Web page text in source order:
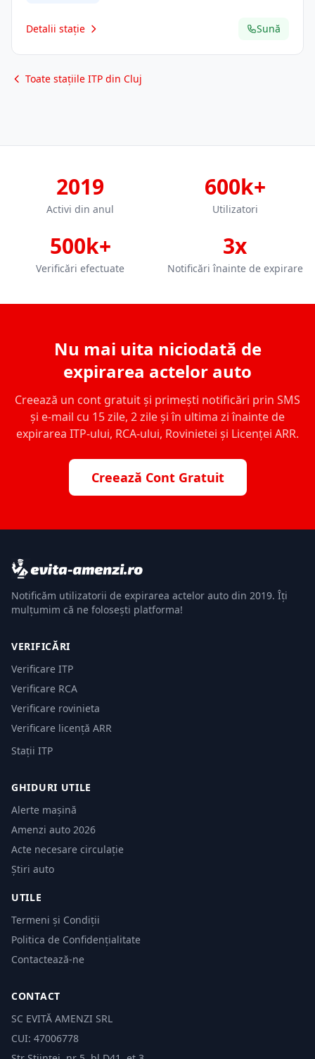
Detalii stație Sună
Toate stațiile ITP din Cluj
2019
Activi din anul
600k+
Utilizatori
500k+
Verificări efectuate
3x
Notificări înainte de expirare
Nu mai uita niciodată de
expirarea actelor auto
Creează un cont gratuit și primești notificări prin SMS
și e-mail cu 15 zile, 2 zile și în ultima zi înainte de
expirarea ITP-ului, RCA-ului, Rovinietei și Licenței ARR.
Creează Cont Gratuit
Notificăm utilizatorii de expirarea actelor auto din 2019. Îți
mulțumim că ne folosești platforma!
VERIFICĂRI
Verificare ITP
Verificare RCA
Verificare rovinieta
Verificare licență ARR
Stații ITP
GHIDURI UTILE
Alerte mașină
Amenzi auto 2026
Acte necesare circulație
Știri auto
UTILE
Termeni și Condiții
Politica de Confidențialitate
Contactează-ne
CONTACT
SC EVITĂ AMENZI SRL
CUI: 47006778